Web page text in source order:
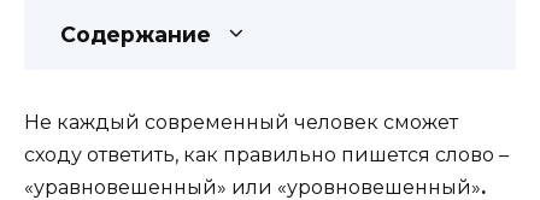
Содержание
Не каждый современный человек сможет
сходу ответить, как правильно пишется слово –
«уравновешенный» или «уровновешенный».